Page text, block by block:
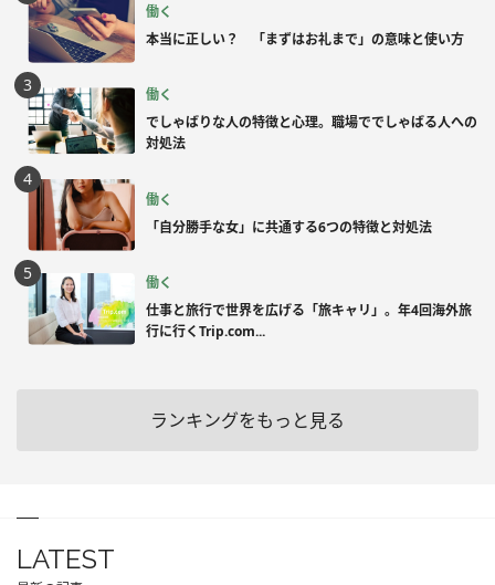
働く
本当に正しい？ 「まずはお礼まで」の意味と使い方
働く
でしゃばりな人の特徴と心理。職場ででしゃばる人への
対処法
働く
「自分勝手な女」に共通する6つの特徴と対処法
働く
仕事と旅行で世界を広げる「旅キャリ」。年4回海外旅
行に行くTrip.com...
ランキングをもっと見る
LATEST